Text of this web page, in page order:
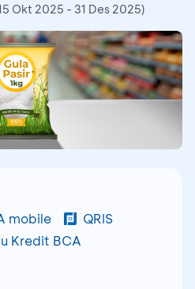
Okt 2025 - 31 Des 2025)
mobile
QRIS
Kredit BCA